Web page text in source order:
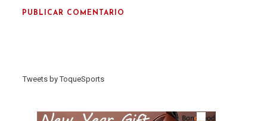
Tweets by ToqueSports